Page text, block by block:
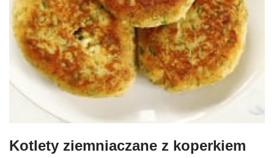
Kotlety ziemniaczane z koperkiem